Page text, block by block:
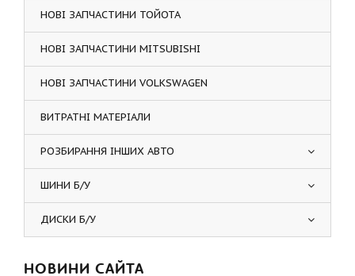
НОВІ ЗАПЧАСТИНИ ТОЙОТА
НОВІ ЗАПЧАСТИНИ MITSUBISHI
НОВІ ЗАПЧАСТИНИ VOLKSWAGEN
ВИТРАТНІ МАТЕРІАЛИ
РОЗБИРАННЯ ІНШИХ АВТО
ШИНИ Б/У
ДИСКИ Б/У
НОВИНИ САЙТА